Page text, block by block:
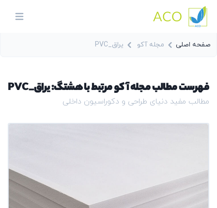
ACO
menu
صفحه اصلی مجله آکو یراق_PVC
فهرست مطالب مجله آکو مرتبط با هشتگ: یراق_PVC
مطالب مفید دنیای طراحی و دکوراسیون داخلی